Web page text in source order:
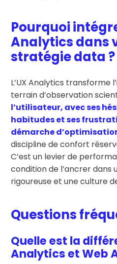
Pourquoi
Analytics dans
stratégie data ?
L’UX Analytics transforme
terrain d’observation
l’utilisateur, avec ses
habitudes et ses
démarche
discipline de confort
C’est un levier de
condition de l’ancrer
rigoureuse et une culture
Questions
Quelle est la
Analytics et Web